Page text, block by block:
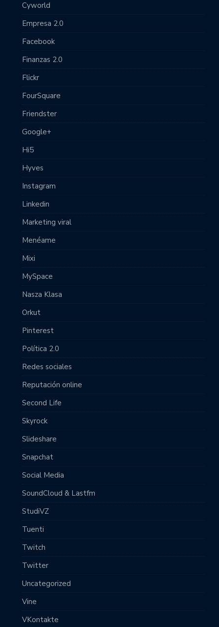
Cyworld
Empresa 2.0
Facebook
Finanzas 2.0
Flickr
FourSquare
Friendster
Google+
Hi5
Hyves
Instagram
Linkedin
Marketing viral
Menéame
Mixi
MySpace
Nasza Klasa
Orkut
Pinterest
Política 2.0
Redes sociales
Reputación online
Second Life
Skyrock
Slideshare
Snapchat
Social Media
SoundCloud & Lastfm
StudiVZ
Tuenti
Twitch
Twitter
Uncategorized
Vine
VKontakte